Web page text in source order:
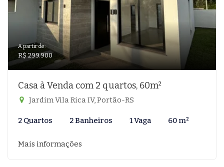
A partir de:
R$ 299.900
Casa à Venda com 2 quartos, 60m²
Jardim Vila Rica IV, Portão-RS
2 Quartos 2 Banheiros 1 Vaga 60 m²
Mais informações